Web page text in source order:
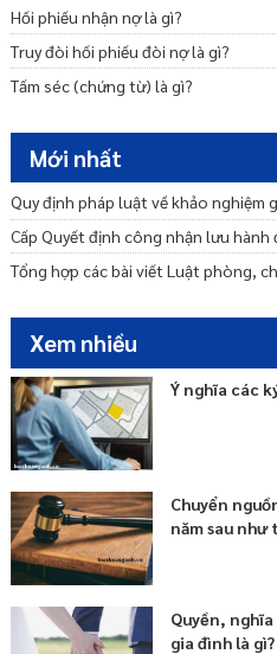
Hệ thống quy chuẩn kỹ thuật môi
Hối phiếu nhận nợ là gì?
Truy đòi hối phiếu đòi nợ là gì?
Tấm séc (chứng từ) là gì?
Mới nhất
Quy định pháp luật về khảo nghiệm
Cấp Quyết định công nhận lưu hành
Tổng hợp các bài viết Luật phòng,
Xem nhiều
Ý nghĩa các
Chuyển
năm sau như
Quyền,
gia đình là gì?